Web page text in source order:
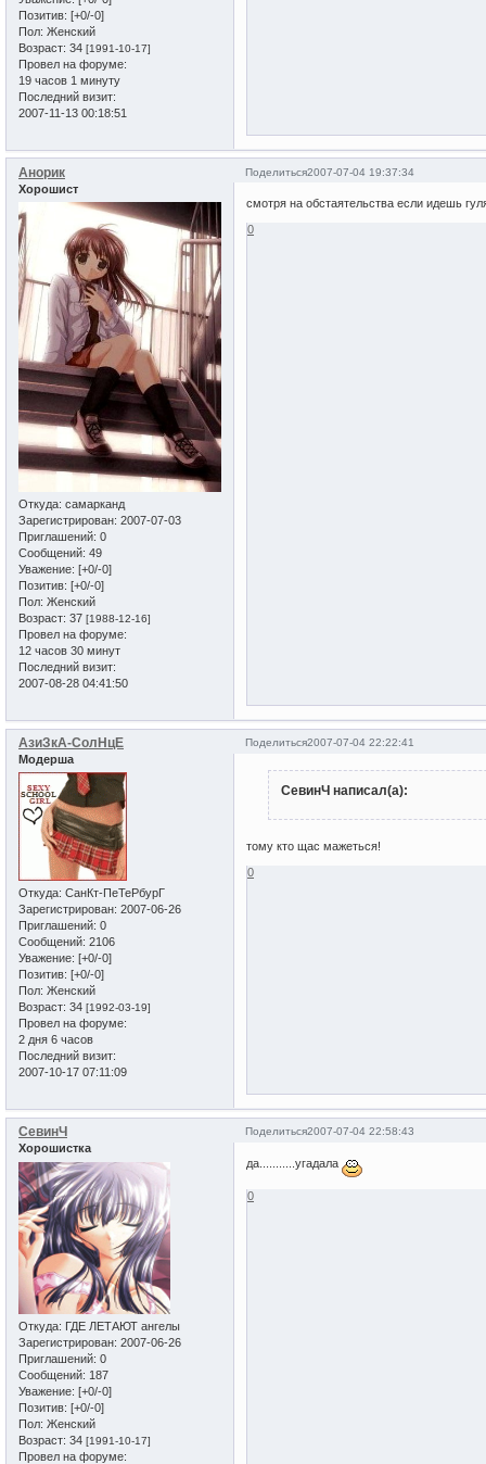
Позитив: [+0/-0]
Пол: Женский
Возраст: 34 [1991-10-17]
Провел на форуме:
19 часов 1 минуту
Последний визит:
2007-11-13 00:18:51
Поделиться2007-07-04 19:37:34
Анорик
Хорошист
Откуда: самарканд
Зарегистрирован: 2007-07-03
Приглашений: 0
Сообщений: 49
Уважение: [+0/-0]
Позитив: [+0/-0]
Пол: Женский
Возраст: 37 [1988-12-16]
Провел на форуме:
12 часов 30 минут
Последний визит:
2007-08-28 04:41:50
смотря на обстаятельства если идешь
0
Поделиться2007-07-04 22:22:41
АзиЗкА-СолНцЕ
Модерша
Откуда: СанКт-ПеТеРбурГ
Зарегистрирован: 2007-06-26
Приглашений: 0
Сообщений: 2106
Уважение: [+0/-0]
Позитив: [+0/-0]
Пол: Женский
Возраст: 34 [1992-03-19]
Провел на форуме:
2 дня 6 часов
Последний визит:
2007-10-17 07:11:09
СевинЧ написал(а):
тому кто щас мажеться!
0
Поделиться2007-07-04 22:58:43
СевинЧ
Хорошистка
Откуда: ГДЕ ЛЕТАЮТ ангелы
Зарегистрирован: 2007-06-26
Приглашений: 0
Сообщений: 187
Уважение: [+0/-0]
Позитив: [+0/-0]
Пол: Женский
Возраст: 34 [1991-10-17]
Провел на форуме:
да...........угадала
0